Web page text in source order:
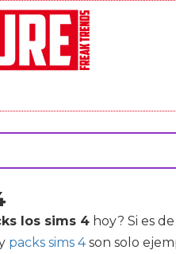
los sims 4 hoy? Si es
packs sims 4son solo